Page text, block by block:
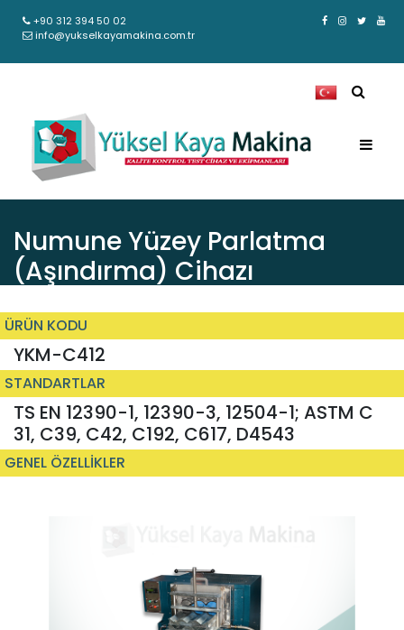
+90 312 394 50 02
info@yukselkayamakina.com.tr
Numune Yüzey Parlatma
(Aşındırma) Cihazı
ÜRÜN KODU
YKM-C412
STANDARTLAR
TS EN 12390-1, 12390-3, 12504-1; ASTM C
31, C39, C42, C192, C617, D4543
GENEL ÖZELLİKLER